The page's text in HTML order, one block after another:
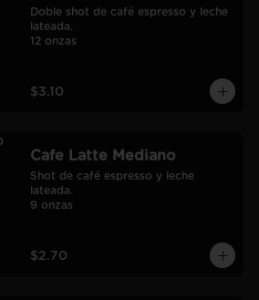
Doble shot de café espresso y leche
lateada.
12 onzas
$3.10
Cafe Latte Mediano
Shot de café espresso y leche
lateada.
9 onzas
$2.70